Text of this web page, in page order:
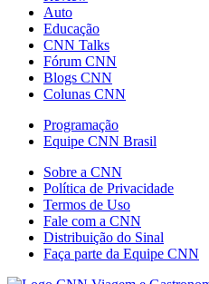
Auto
Educação
CNN Talks
Fórum CNN
Blogs CNN
Colunas CNN
Programação
Equipe CNN Brasil
Sobre a CNN
Política de Privacidade
Termos de Uso
Fale com a CNN
Distribuição do Sinal
Faça parte da Equipe CNN